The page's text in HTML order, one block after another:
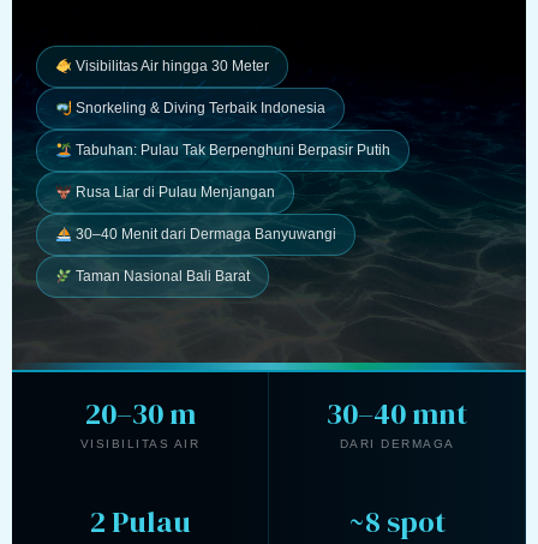
Visibilitas Air hingga 30 Meter
Snorkeling & Diving Terbaik Indonesia
Tabuhan: Pulau Tak Berpenghuni Berpasir Putih
Rusa Liar di Pulau Menjangan
30–40 Menit dari Dermaga Banyuwangi
Taman Nasional Bali Barat
20–30 m
VISIBILITAS AIR
30–40 mnt
DARI DERMAGA
2 Pulau ~8 spot